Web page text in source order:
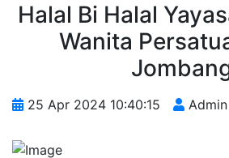
Halal Bi Halal
Wanita
25 Apr 2024 10:40:15 Admin